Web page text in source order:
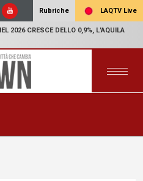
Rubriche LAQTV Live
2026 CRESCE DELLO 0,9%, L'AQUILA